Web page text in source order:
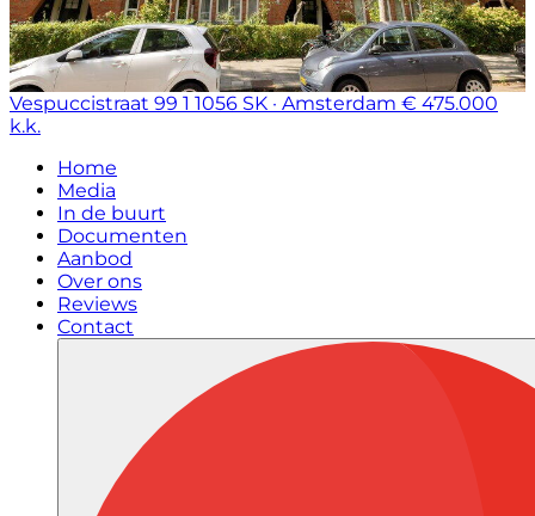
Vespuccistraat 99 1 1056 SK · Amsterdam € 475.000
k.k.
Home
Media
In de buurt
Documenten
Aanbod
Over ons
Reviews
Contact